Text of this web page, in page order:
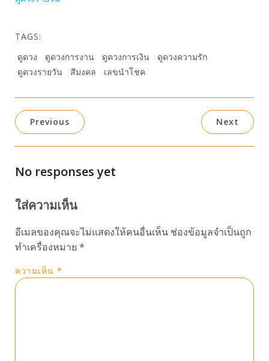
TAGS:
ดูดวง
ดูดวงการงาน ดูดวงการเงิน
ดูดวงความรัก
ดูดวงรายวัน
สีมงคล เลขนำโชค
Previous Next
No responses yet
ใส่ความเห็น
อีเมลของคุณจะไม่แสดงให้คนอื่นเห็น ช่องข้อมูลจำเป็นถูก
ทำเครื่องหมาย *
ความเห็น *